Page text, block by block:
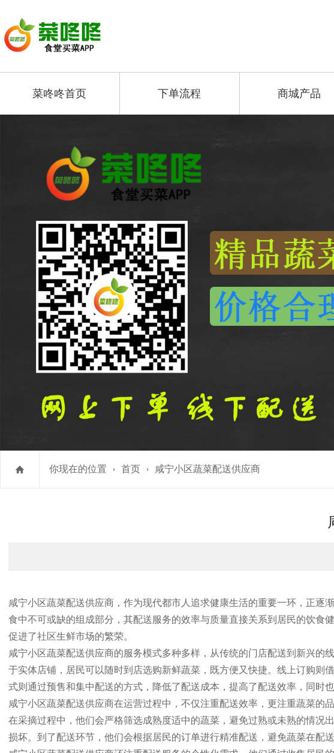
菜咚咚首页 下单流程 商城产品
你现在的位置 首页 咸宁小区蔬菜配送供应商
咸宁小区蔬菜配送供应商，作为现代都市人追求健康生活的重要一环，正
食中不可或缺的组成部分，其配送服务的效率与质量直接关系到居民的饮
促进了社区生鲜市场的繁荣。
咸宁小区蔬菜配送供应商的服务模式多种多样，从传统的门店配送到新兴
于实体店铺，居民可以随时到店选购新鲜蔬菜，既方便又快捷。线上订购
式则通过预售和集中配送的方式，降低了配送成本，提高了配送效率，同时
咸宁小区蔬菜配送供应商在运营过程中，不仅注重配送效率，更注重蔬菜
在采摘过程中，他们会严格筛选成熟度适中的蔬菜，避免过熟或未熟的情
损坏。到了配送环节，他们会根据居民的订单进行精准配送，避免蔬菜在配